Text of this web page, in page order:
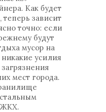
Как будет
теперь зависит
точно: если
будут
мусор на
никакие усилия
мест города.
ЖКХ.